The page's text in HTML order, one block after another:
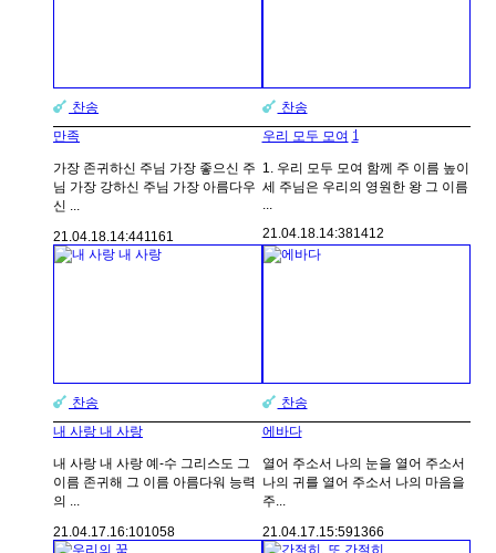
찬송
만족
가장 존귀하신 주님 가장 좋으신 주
님 가장 강하신 주님 가장 아름다우
신 ...
21.04.18.14:441161
찬송
우리 모두 모여 1
1. 우리 모두 모여 함께 주 이름 높이
세 주님은 우리의 영원한 왕 그 이름
...
21.04.18.14:381412
찬송
내 사랑 내 사랑
내 사랑 내 사랑 예-수 그리스도 그
이름 존귀해 그 이름 아름다워 능력
의 ...
21.04.17. 16:101058
찬송
에바다
열어 주소서 나의 눈을 열어 주소서
나의 귀를 열어 주소서 나의 마음을
주...
21.04.17. 15:591366